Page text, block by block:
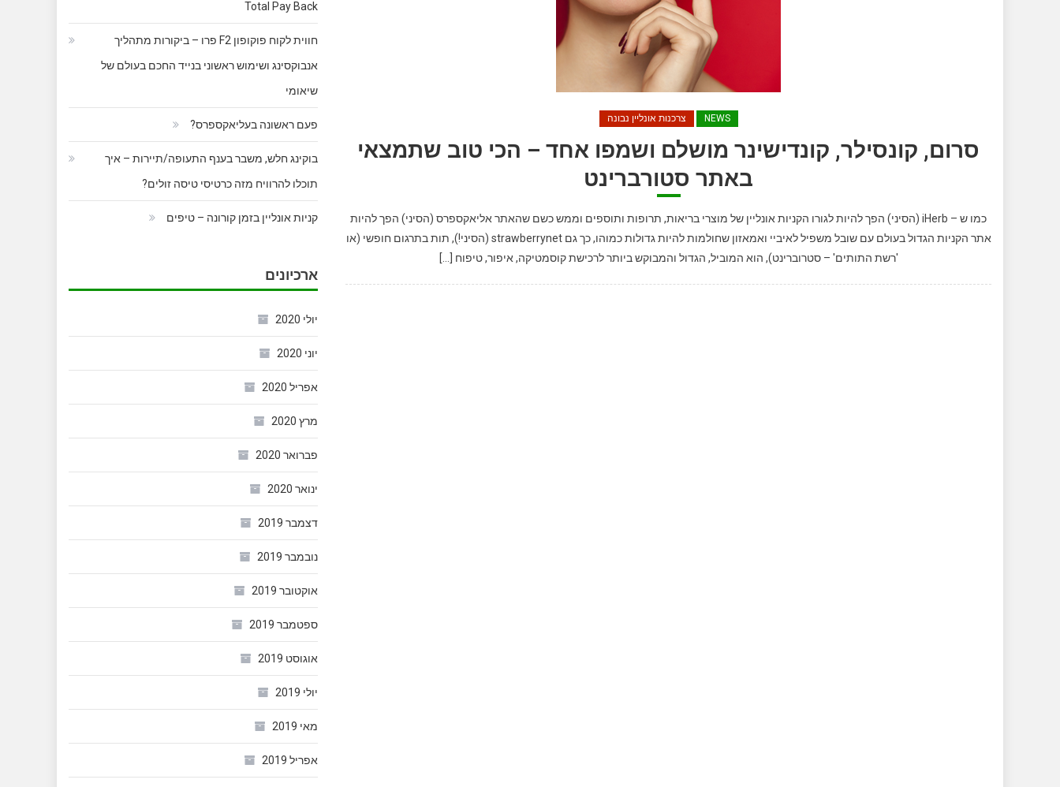
NEWS צרכנות אונליין נבונה
סרום, קונסילר, קונדישינר מושלם ושמפו אחד – הכי טוב שתמצאי
באתר סטורברינט
כמו ש – iHerb (הסיני) הפך להיות לגורו הקניות אונליין של מוצרי בריאות, תרופות ותוספים וממש כשם שהאתר אליאקספרס (הסיני) הפך להיות
אתר הקניות הגדול בעולם עם שובל משפיל לאיביי ואמאזון שחולמות להיות גדולות כמוהו, כך גם strawberrynet (הסיני!), תות בתרגום חופשי (או
'רשת התותים' – סטרוברינט), הוא המוביל, הגדול והמבוקש ביותר לרכישת קוסמטיקה, איפור, טיפוח […]
Total Pay Back
חווית לקוח פוקופון F2 פרו – ביקורות מתהליך
אנבוקסינג ושימוש ראשוני בנייד החכם בעולם של
שיאומי
פעם ראשונה בעליאקספרס?
בוקינג חלש, משבר בענף התעופה/תיירות – איך
תוכלו להרוויח מזה כרטיסי טיסה זולים?
קניות אונליין בזמן קורונה – טיפים
ארכיונים
יולי 2020
יוני 2020
אפריל 2020
מרץ 2020
פברואר 2020
ינואר 2020
דצמבר 2019
נובמבר 2019
אוקטובר 2019
ספטמבר 2019
אוגוסט 2019
יולי 2019
מאי 2019
אפריל 2019